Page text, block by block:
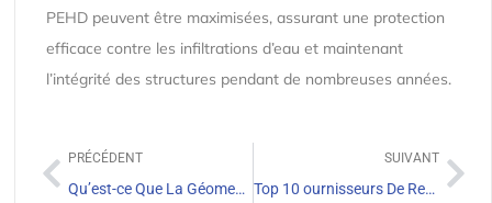
PEHD peuvent être maximisées, assurant une protection
efficace contre les infiltrations d’eau et maintenant
l’intégrité des structures pendant de nombreuses années.
PRÉCÉDENT
Qu’est-ce Que La Géomembrane HDPE De 60 Mil Et Ses Applications ?
SUIVANT
Top 10 ournisseurs De Revêtements De Bassin En Principauté de Monaco